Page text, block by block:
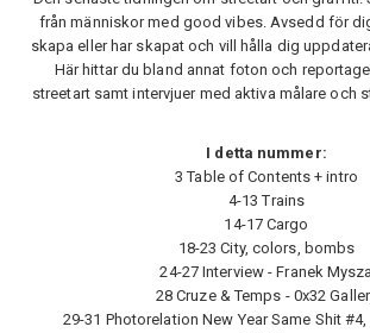
från människor med good vibes. Avsedd för
skapa eller har skapat och vill hålla dig
Här hittar du bland annat foton och
streetart samt intervjuer med aktiva målare och
I detta nummer:
3 Table of Contents + intro
4-13 Trains
14-17 Cargo
18-23 City, colors, bombs
24-27 Interview - Franek Mysza
28 Cruze & Temps - 0x32
29-31 Photorelation New Year Same Shit